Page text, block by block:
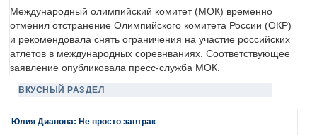
Международный олимпийский комитет (МОК) временно
отменил отстранение Олимпийского комитета России (ОКР)
и рекомендовала снять ограничения на участие российских
атлетов в международных соревнваниях. Соответствующее
заявление опубликовала пресс-служба МОК.
ВКУСНЫЙ РАЗДЕЛ
Юлия Дианова: Не просто завтрак